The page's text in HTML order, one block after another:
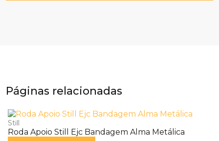
Páginas relacionadas
Still
Roda Apoio Still Ejc Bandagem Alma Metálica